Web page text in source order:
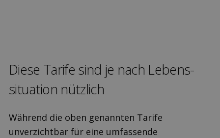
Diese Tarife sind je nach Lebens­
situation nützlich
Während die oben genannten Tarife
unverzichtbar für eine umfassende